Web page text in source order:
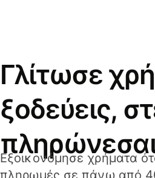
Γλίτωσε
ξοδεύεις,
Εξοικονόμησε χρήματα
πληρωμές σε πάνω από